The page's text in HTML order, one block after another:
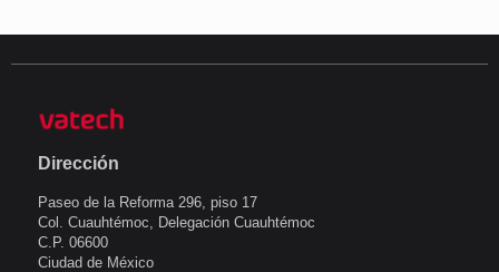
Dirección
Paseo de la Reforma 296, piso 17
Col. Cuauhtémoc, Delegación Cuauhtémoc
C.P. 06600
Ciudad de México